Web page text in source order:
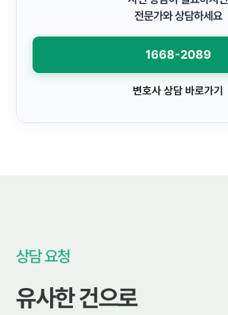
전문가와 상담하세요
1668-2089
변호사 상담 바로가기
상담 요청
유사한 건으로